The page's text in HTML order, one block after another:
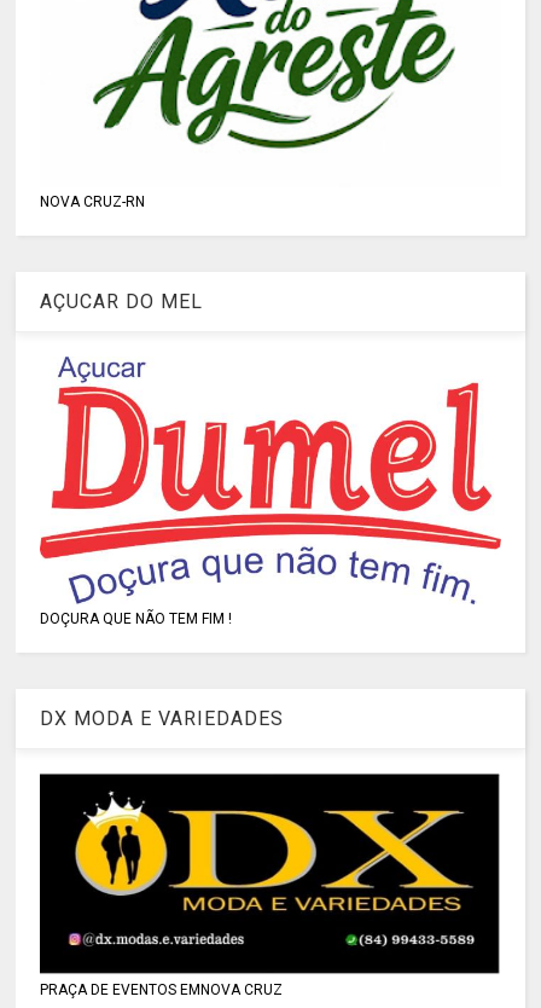
NOVA CRUZ-RN
AÇUCAR DO MEL
DOÇURA QUE NÃO TEM FIM !
DX MODA E VARIEDADES
PRAÇA DE EVENTOS EMNOVA CRUZ